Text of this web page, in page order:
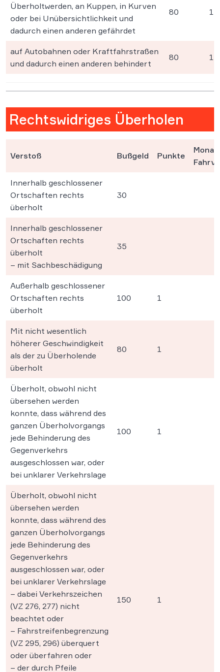
Überholtwerden, an Kuppen, in Kurven
oder bei Unübersichtlichkeit und
dadurch einen anderen gefährdet
80 1
auf Autobahnen oder Kraftfahrstraßen
und dadurch einen anderen behindert
80 1
Rechtswidriges Überholen
Verstoß Bußgeld Punkte
Innerhalb geschlossener
Ortschaften rechts
überholt
30
Innerhalb geschlossener
Ortschaften rechts
überholt
– mit Sachbeschädigung
35
Außerhalb geschlossener
Ortschaften rechts
überholt
100 1
Mit nicht wesentlich
höherer Geschwindigkeit
als der zu Überholende
überholt
80 1
Überholt, obwohl nicht
übersehen werden
konnte, dass während des
ganzen Überholvorgangs
jede Behinderung des
Gegenverkehrs
ausgeschlossen war, oder
bei unklarer Verkehrslage
100 1
Überholt, obwohl nicht
übersehen werden
konnte, dass während des
ganzen Überholvorgangs
jede Behinderung des
Gegenverkehrs
ausgeschlossen war, oder
bei unklarer Verkehrslage
– dabei Verkehrszeichen
(VZ 276, 277) nicht
beachtet oder
– Fahrstreifenbegrenzung
(VZ 295, 296) überquert
oder überfahren oder
– der durch Pfeile
150 1